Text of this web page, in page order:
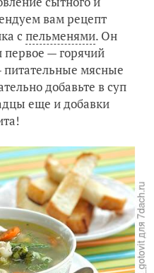
со сладким перцем и
вам рецепт
с пельменями. Он
первое — горячий
питательные мясные
добавьте в суп
еще и добавки